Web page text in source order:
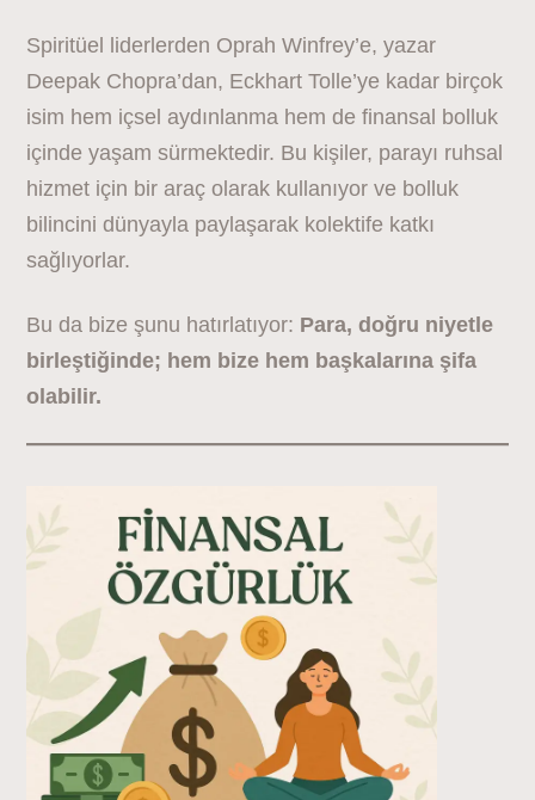
Spiritüel liderlerden Oprah Winfrey’e, yazar
Deepak Chopra’dan, Eckhart Tolle’ye kadar birçok
isim hem içsel aydınlanma hem de finansal bolluk
içinde yaşam sürmektedir. Bu kişiler, parayı ruhsal
hizmet için bir araç olarak kullanıyor ve bolluk
bilincini dünyayla paylaşarak kolektife katkı
sağlıyorlar.
Bu da bize şunu hatırlatıyor: Para, doğru niyetle
birleştiğinde; hem bize hem başkalarına şifa
olabilir.